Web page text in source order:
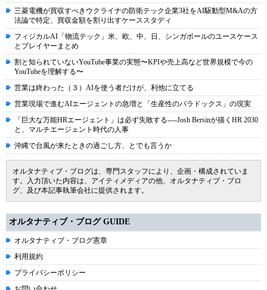
三菱電機が買収すべきウクライナの防衛テック企業3社をAI駆動型M&Aの方
法論で特定、買収金額を割り出すケーススタディ
フィジカルAI「物流テック」米、欧、中、日、シンガポールのユースケース
とプレイヤーまとめ
割と知られていないYouTube事業の実態〜KPIや売上高など世界規模で今の
YouTubeを理解する〜
営業は終わった（３）AIを使う者だけが、利他に立てる
営業現場で進むAIエージェントの急増と「生産性のパラドックス」の現実
「巨大な万能HRエージェント」は必ず失敗する----Josh Bersinが描くHR 2030
と、マルチエージェント時代の人事
沖縄で台風が来たときの過ごし方、とでも言うか
オルタナティブ・ブログは、専門スタッフにより、企画・構成されていま
す。入力頂いた内容は、アイティメディアの他、オルタナティブ・ブロ
グ、及び本記事執筆会社に提供されます。
オルタナティブ・ブログ GUIDE
オルタナティブ・ブログ憲章
利用規約
プライバシーポリシー